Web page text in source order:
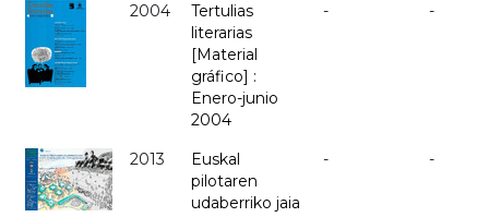
2004
Tertulias
literarias
[Material
gráfico] :
Enero-junio
2004
- -
2013
Euskal
pilotaren
udaberriko jaia
- -